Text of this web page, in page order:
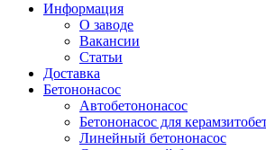
Информация
О заводе
Вакансии
Статьи
Доставка
Бетононасос
Автобетононасос
Бетононасос для
Линейный бетононасос